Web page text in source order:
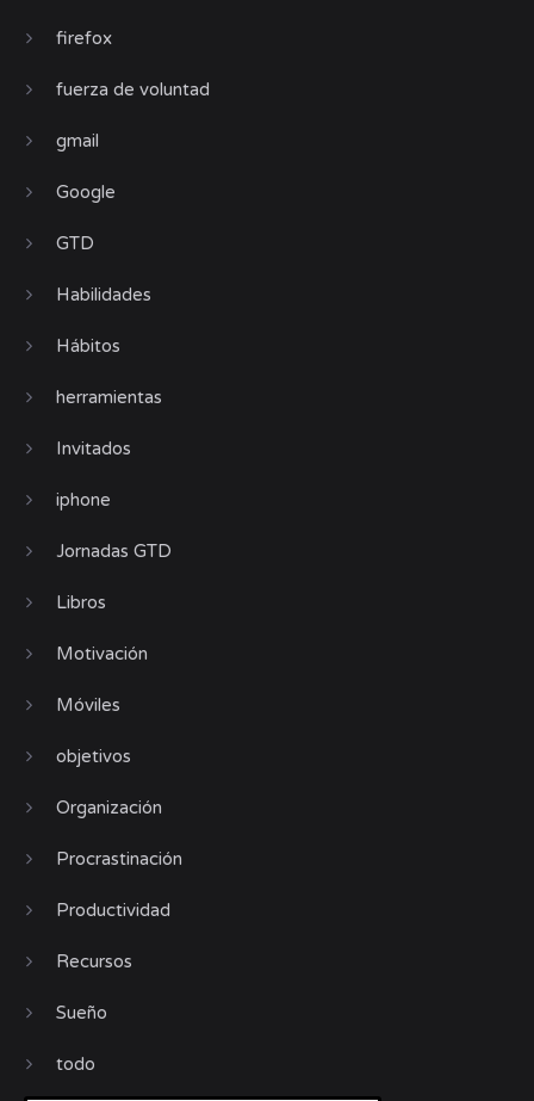
firefox
fuerza de voluntad
gmail
Google
GTD
Habilidades
Hábitos
herramientas
Invitados
iphone
Jornadas GTD
Libros
Motivación
Móviles
objetivos
Organización
Procrastinación
Productividad
Recursos
Sueño
todo